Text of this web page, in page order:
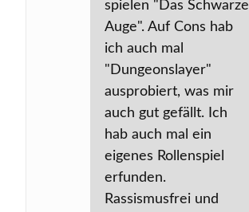
spielen "Das Schwarze
Auge". Auf Cons hab
ich auch mal
"Dungeonslayer"
ausprobiert, was mir
auch gut gefällt. Ich
hab auch mal ein
eigenes Rollenspiel
erfunden.
Rassismusfrei und